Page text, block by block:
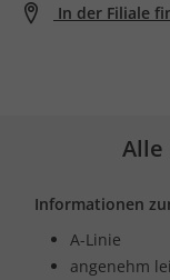
In der Filiale
Alle
Informationen
A-Linie
angenehm